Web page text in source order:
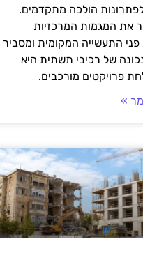
הולכה מתקדמים.
את המגמות המרכזיות
התעשייה המקומית ומסביר
של רכיבי תשתית היא
פרויקטים מורכבים.
»